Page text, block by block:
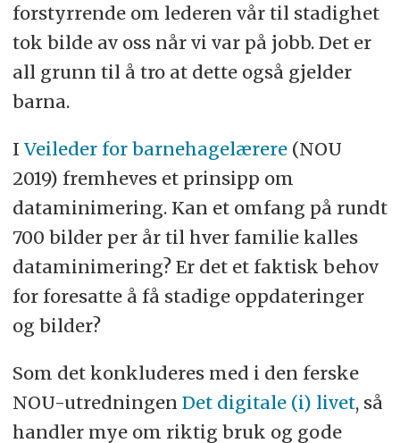
forstyrrende om lederen vår til stadighet
tok bilde av oss når vi var på jobb. Det er
all grunn til å tro at dette også gjelder
barna.
I Veileder for barnehagelærere(NOU
2019) fremheves et prinsipp om
dataminimering. Kan et omfang på rundt
700 bilder per år til hver familie kalles
dataminimering? Er det et faktisk behov
for foresatte å få stadige oppdateringer
og bilder?
Som det konkluderes med i den ferske
NOU-utredningen Det digitale (i) livet, så
handler mye om riktig bruk og gode